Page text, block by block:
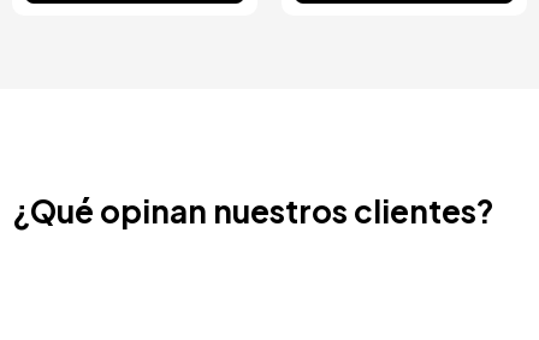
¿Qué opinan nuestros clientes?